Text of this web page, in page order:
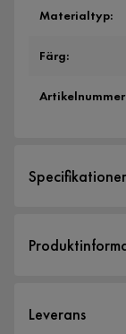
Materialtyp:
Färg:
Artikelnummer
Specifikationer
Storlek
En lös mobilficka
Leverans